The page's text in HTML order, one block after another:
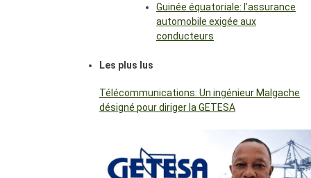
Guinée équatoriale: l’assurance
automobile exigée aux
conducteurs
Les plus lus
Télécommunications: Un ingénieur Malgache
désigné pour diriger la GETESA